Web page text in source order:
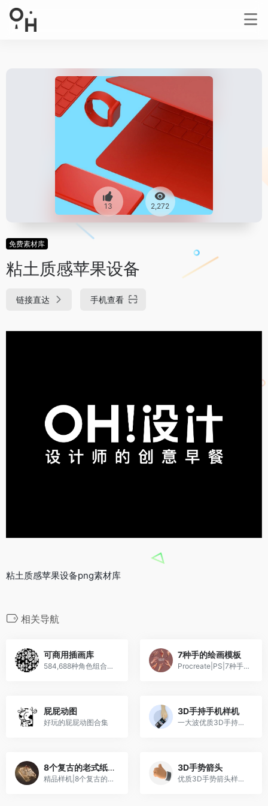
13 2,272
免费素材库
粘土质感苹果设备
链接直达 手机查看
粘土质感苹果设备png素材库
相关导航
可商用插画库
584,688种角色组合支持免费商用
7种手的绘画模板
Procreate|PS|7种手的绘画模板
屁屁动图
好玩的屁屁动图合集
3D手持手机样机
一大波优质3D手持手机样机素材库
8个复古的老式纸张样机
精品样机|8个复古的老式纸张样机
3D手势箭头
优质3D手势箭头样机PNG素材库